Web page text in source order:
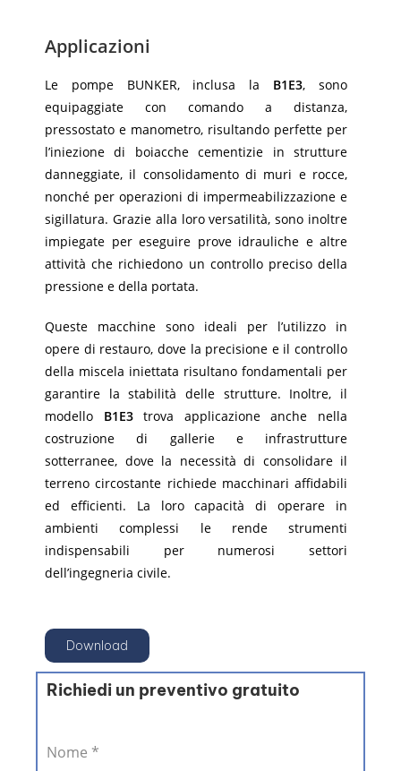
Applicazioni
Le pompe BUNKER, inclusa la B1E3, sono
equipaggiate con comando a distanza,
pressostato e manometro, risultando perfette per
l’iniezione di boiacche cementizie in strutture
danneggiate, il consolidamento di muri e rocce,
nonché per operazioni di impermeabilizzazione e
sigillatura. Grazie alla loro versatilità, sono inoltre
impiegate per eseguire prove idrauliche e altre
attività che richiedono un controllo preciso della
pressione e della portata.
Queste macchine sono ideali per l’utilizzo in
opere di restauro, dove la precisione e il controllo
della miscela iniettata risultano fondamentali per
garantire la stabilità delle strutture. Inoltre, il
modello B1E3trova applicazione anche nella
costruzione di gallerie e infrastrutture
sotterranee, dove la necessità di consolidare il
terreno circostante richiede macchinari affidabili
ed efficienti. La loro capacità di operare in
ambienti complessi le rende strumenti
indispensabili per numerosi settori
dell’ingegneria civile.
Download
Richiedi un preventivo gratuito
Nome *